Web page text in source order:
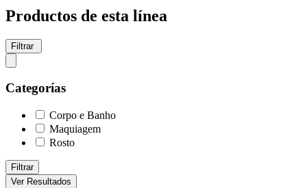
Productos de esta línea
Filtrar
Categorías
Corpo e Banho
Maquiagem
Rosto
Filtrar
Ver Resultados